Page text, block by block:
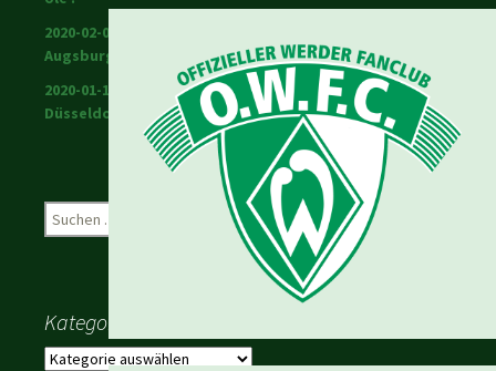
2020-02-01 Warriors in
Augsburg
2020-01-18 Werder in
Düsseldorf
Suchen
nach:
Kategorien
Kategorien